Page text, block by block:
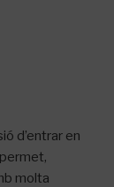
d’entrar en
molta